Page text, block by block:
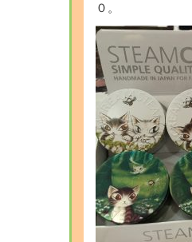
０。